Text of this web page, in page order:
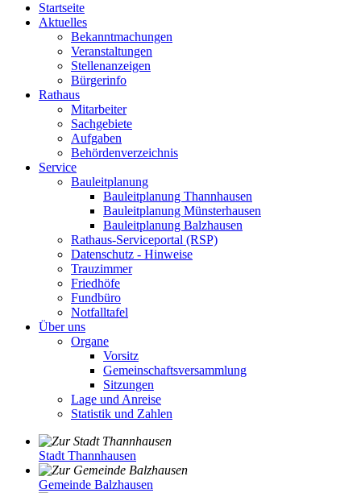
Startseite
Aktuelles
Bekanntmachungen
Veranstaltungen
Stellenanzeigen
Bürgerinfo
Rathaus
Mitarbeiter
Sachgebiete
Aufgaben
Behördenverzeichnis
Service
Bauleitplanung
Bauleitplanung Thannhausen
Bauleitplanung Münsterhausen
Bauleitplanung Balzhausen
Rathaus-Serviceportal (RSP)
Datenschutz - Hinweise
Trauzimmer
Friedhöfe
Fundbüro
Notfalltafel
Über uns
Organe
Vorsitz
Gemeinschaftsversammlung
Sitzungen
Lage und Anreise
Statistik und Zahlen
Stadt Thannhausen
Gemeinde Balzhausen